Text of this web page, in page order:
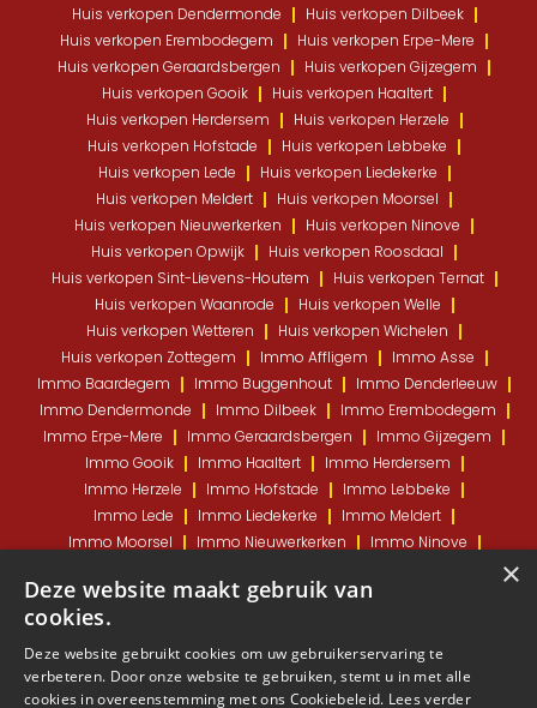
Huis verkopen Dendermonde
Huis verkopen Dilbeek
Huis verkopen Erembodegem
Huis verkopen Erpe-Mere
Huis verkopen Geraardsbergen
Huis verkopen Gijzegem
Huis verkopen Gooik
Huis verkopen Haaltert
Huis verkopen Herdersem
Huis verkopen Herzele
Huis verkopen Hofstade
Huis verkopen Lebbeke
Huis verkopen Lede
Huis verkopen Liedekerke
Huis verkopen Meldert
Huis verkopen Moorsel
Huis verkopen Nieuwerkerken
Huis verkopen Ninove
Huis verkopen Opwijk
Huis verkopen Roosdaal
Huis verkopen Sint-Lievens-Houtem
Huis verkopen Ternat
Huis verkopen Waanrode
Huis verkopen Welle
Huis verkopen Wetteren
Huis verkopen Wichelen
Huis verkopen Zottegem
Immo Affligem
Immo Asse
Immo Baardegem
Immo Buggenhout
Immo Denderleeuw
Immo Dendermonde
Immo Dilbeek
Immo Erembodegem
Immo Erpe-Mere
Immo Geraardsbergen
Immo Gijzegem
Immo Gooik
Immo Haaltert
Immo Herdersem
Immo Herzele
Immo Hofstade
Immo Lebbeke
Immo Lede
Immo Liedekerke
Immo Meldert
Immo Moorsel
Immo Nieuwerkerken
Immo Ninove
Immo Ternat
Immo Waanrode
Immo Welle
Immo Wetteren
Copyright © 2023 K&P Estates BV - BE1031 671 808 -
×
Deze website maakt gebruik van
cookies.
Deze website gebruikt cookies om uw gebruikerservaring te
verbeteren. Door onze website te gebruiken, stemt u in met alle
cookies in overeenstemming met ons Cookiebeleid. Lees verder